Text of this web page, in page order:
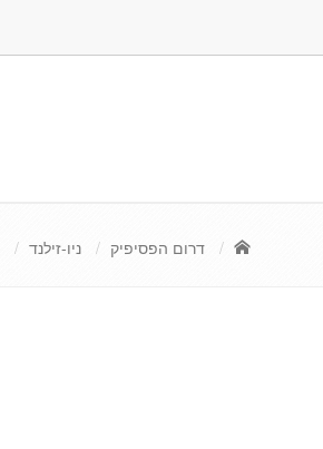
דרום הפסיפיק ניו-זילנד